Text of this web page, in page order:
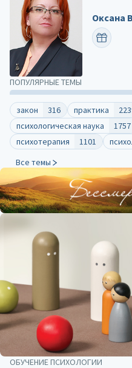
ПОПУЛЯРНЫЕ ТЕМЫ
закон 316 практика
психологическая наука
1757
психотерапия
1101
Все темы
Оксана
ОБУЧЕНИЕ ПСИХОЛОГИИ